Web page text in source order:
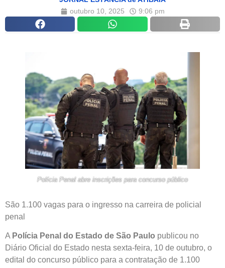
outubro 10, 2025
9:06 pm
Polícia Penal abre inscrições para concurso público
São 1.100 vagas para o ingresso na carreira de policial
penal
A Polícia Penal do Estado de São Paulo publicou no
Diário Oficial do Estado nesta sexta-feira, 10 de outubro, o
edital do concurso público para a contratação de 1.100